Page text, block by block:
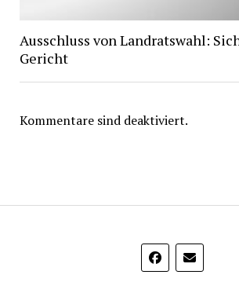
Ausschluss von Landratswahl:
Gericht
Kommentare sind deaktiviert.